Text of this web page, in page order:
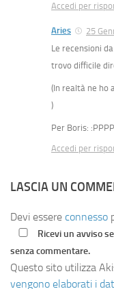
Accedi per
Aries
25
Le recensioni
trovo difficile
(In realtà ne ho
)
Per Boris:
Accedi per
LASCIA UN
Devi essere connesso
Ricevi un avviso
senza commentare.
Questo sito utilizza
vengono elaborati i